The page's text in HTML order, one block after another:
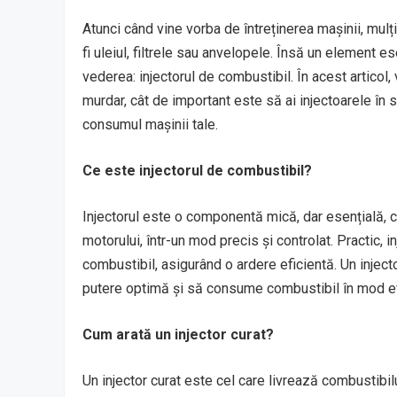
Atunci când vine vorba de întreținerea mașinii,
fi uleiul, filtrele sau anvelopele. Însă un element
vederea: injectorul de combustibil. În acest
murdar, cât de important este să ai injectoarele
consumul mașinii tale.
Ce este injectorul de combustibil?
Injectorul este o componentă mică, dar
motorului, într-un mod precis și controlat. Practic,
combustibil, asigurând o ardere eficientă. Un
putere optimă și să consume combustibil în mod
Cum arată un injector curat?
Un injector curat este cel care livrează